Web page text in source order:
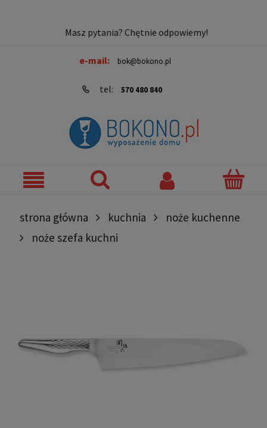
Masz pytania? Chętnie odpowiemy!
e-mail: bok@bokono.pl
tel: 570 480 840
strona główna kuchnia
noże kuchenne
noże szefa kuchni